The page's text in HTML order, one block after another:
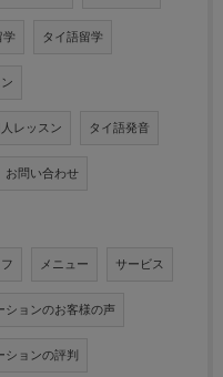
学 タイ語留学
レッスン タイ語発音
お問い合わせ
メニュー サービス
ションのお客様の声
ョンの評判